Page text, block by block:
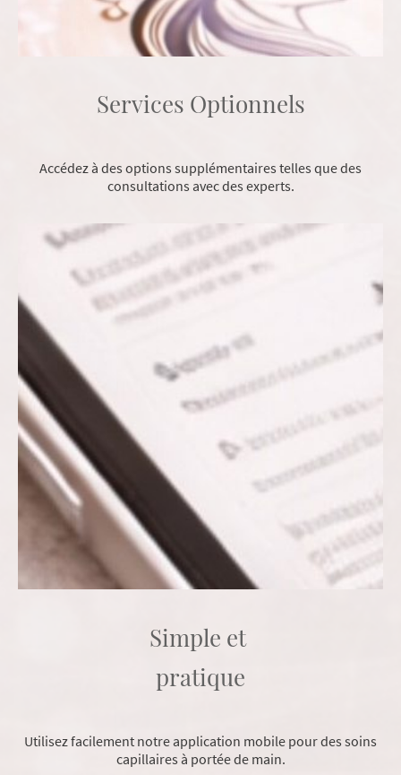
Services Optionnels
Accédez à des options supplémentaires telles que des
consultations avec des experts.
Simple et
pratique
Utilisez facilement notre application mobile pour des soins
capillaires à portée de main.